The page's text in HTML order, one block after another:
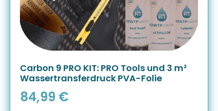
Carbon 9 PRO KIT: PRO Tools und 3 m²
Wassertransferdruck PVA-Folie
84,99 €